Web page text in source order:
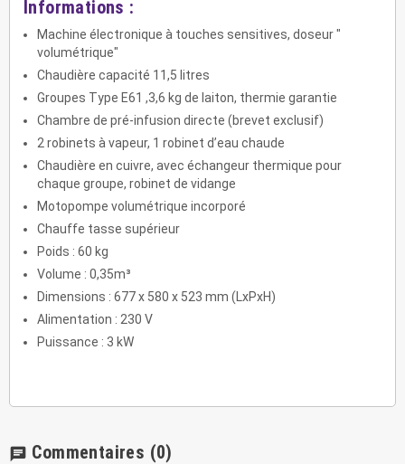
Informations :
Machine électronique à touches sensitives, doseur "
volumétrique"
Chaudière capacité 11,5 litres
Groupes Type E61 ,3,6 kg de laiton, thermie garantie
Chambre de pré-infusion directe (brevet exclusif)
2 robinets à vapeur, 1 robinet d’eau chaude
Chaudière en cuivre, avec échangeur thermique pour
chaque groupe, robinet de vidange
Motopompe volumétrique incorporé
Chauffe tasse supérieur
Poids : 60 kg
Volume : 0,35m³
Dimensions : 677 x 580 x 523 mm (LxPxH)
Alimentation : 230 V
Puissance : 3 kW
chat Commentaires (0)